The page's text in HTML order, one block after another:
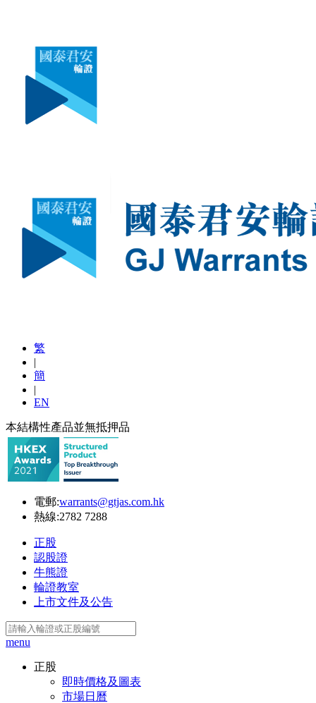
繁
|
簡
|
EN
本結構性產品並無抵押品
電郵:warrants@gtjas.com.hk
熱線:2782 7288
正股
認股證
牛熊證
輪證教室
上市文件及公告
menu
正股
即時價格及圖表
市場日曆